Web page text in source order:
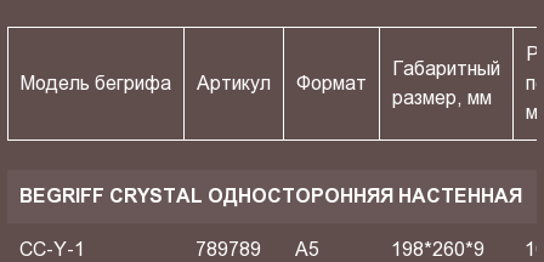
Модель бегрифа Артикул Формат
Габаритный
размер, мм
BEGRIFF CRYSTAL ОДНОСТОРОННЯЯ НАСТЕННАЯ
CC-Y-1 789789 A5 198*260*9